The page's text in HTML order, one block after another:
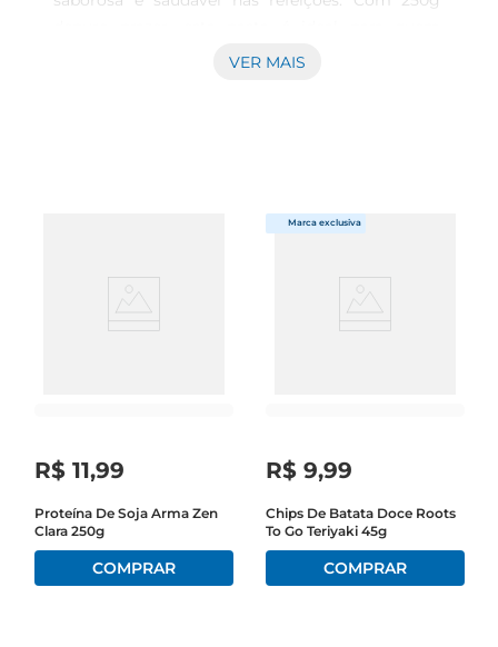
deseja enriquecer a dieta com um produto livre
selecionados, garantindo um sabor marcante e
uma textura cremosa que vai agradar a todos os
traz todos os benefícios nutricionais do
para passar no pão ou torradas
VER MAIS
R$ 11,99
Proteína De Soja Arma Zen
Clara 250g
R$ 9,99
Chips De Batata Doce Roots
To Go Teriyaki 45g